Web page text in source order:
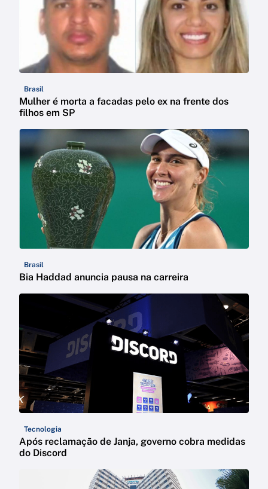
Brasil
Mulher é morta a facadas pelo ex na frente dos
filhos em SP
Brasil
Bia Haddad anuncia pausa na carreira
Tecnologia
Após reclamação de Janja, governo cobra medidas
do Discord